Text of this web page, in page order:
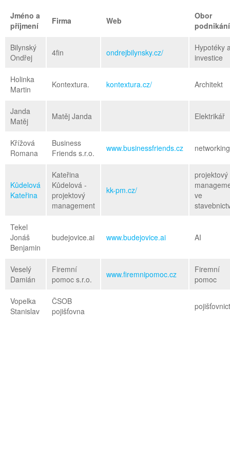
Jméno a
příjmení
Firma Web
Obor
podnikání
Bilynský
Ondřej
4fin ondrejbilynsky.cz/
Hypotéky
investice
Holinka
Martin
Kontextura. kontextura.cz/ Architekt
Janda
Matěj
Matěj Janda Elektrikář
Křížová
Romana
Business
Friends s.r.o.
www.businessfriends.cz networking
Kůdelová
Kateřina
Kateřina
Kůdelová -
projektový
management
kk-pm.cz/
projektový
ve
Tekel
Jonáš
Benjamin
budejovice.ai www.budejovice.ai AI
Veselý
Damián
Firemní
pomoc s.r.o.
www.firemnipomoc.cz
Firemní
pomoc
Vopelka
Stanislav
ČSOB
pojišťovna